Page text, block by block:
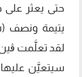
حتى يعثر على
يتيمة ونصف
لقد تعلَّمت
سيتعيَّن عليها